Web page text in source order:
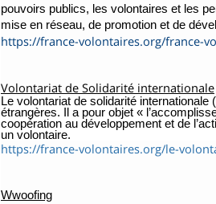
pouvoirs publics, les volontaires et les
mise en réseau, de promotion et de
https://france-volontaires.org/france-
Volontariat de Solidarité internationale
Le volontariat de solidarité
étrangères. Il a pour objet «
coopération au développement et de
un volontaire.
https://france-volontaires.org/le-
Wwoofing